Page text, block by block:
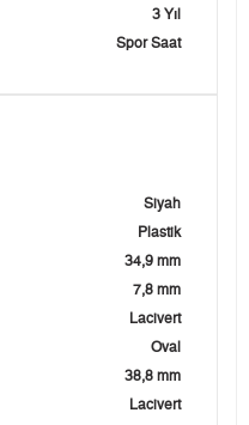
3 Yıl
Spor Saat
Siyah
Plastik
34,9 mm
7,8 mm
Lacivert
Oval
38,8 mm
Lacivert